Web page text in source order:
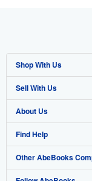
Shop With Us
Advanced Search
Browse Collections
My Account
My Orders
Sell With Us
Start Selling
Join Our Affiliate
Book Buyback
About Us
About AbeBooks
Media
Find Help
Help
Other AbeBooks